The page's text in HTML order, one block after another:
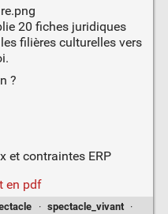
20 fiches juridiques
filières culturelles vers
?
et contraintes ERP
en pdf
· spectacle_vivant
·